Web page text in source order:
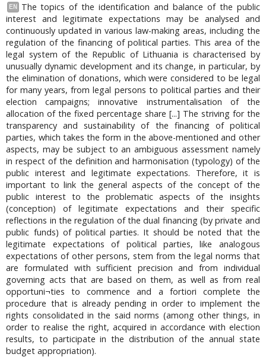
EN
The topics of the identification and balance of the public
interest and legitimate expectations may be analysed and
continuously updated in various law-making areas, including the
regulation of the financing of political parties. This area of the
legal system of the Republic of Lithuania is characterised by
unusually dynamic development and its change, in particular, by
the elimination of donations, which were considered to be legal
for many years, from legal persons to political parties and their
election campaigns; innovative instrumentalisation of the
allocation of the fixed percentage share [...] The striving for the
transparency and sustainability of the financing of political
parties, which takes the form in the above-mentioned and other
aspects, may be subject to an ambiguous assessment namely
in respect of the definition and harmonisation (typology) of the
public interest and legitimate expectations. Therefore, it is
important to link the general aspects of the concept of the
public interest to the problematic aspects of the insights
(conception) of legitimate expectations and their specific
reflections in the regulation of the dual financing (by private and
public funds) of political parties. It should be noted that the
legitimate expectations of political parties, like analogous
expectations of other persons, stem from the legal norms that
are formulated with sufficient precision and from individual
governing acts that are based on them, as well as from real
opportuni¬ties to commence and a fortiori complete the
procedure that is already pending in order to implement the
rights consolidated in the said norms (among other things, in
order to realise the right, acquired in accordance with election
results, to participate in the distribution of the annual state
budget appropriation).